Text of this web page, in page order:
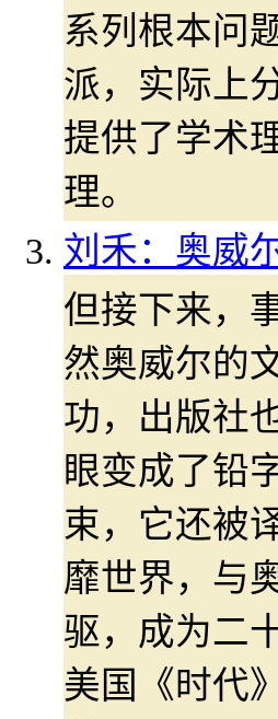
系列根本问
派，实际上
提供了学术
理。
刘禾：奥威
但接下来，
然奥威尔的
功，出版社
眼变成了铅
束，它还被
靡世界，与
驱，成为二
美国《时代